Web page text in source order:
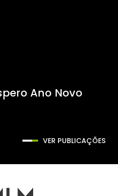
Ano Novo
VER PUBLICAÇÕES